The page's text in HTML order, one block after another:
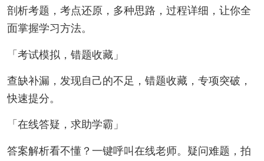
剖析考题，考点还原，多种思路，过程详细，让你全
面掌握学习方法。
「考试模拟，错题收藏」
查缺补漏，发现自己的不足，错题收藏，专项突破，
快速提分。
「在线答疑，求助学霸」
答案解析看不懂？一键呼叫在线老师。疑问难题，拍